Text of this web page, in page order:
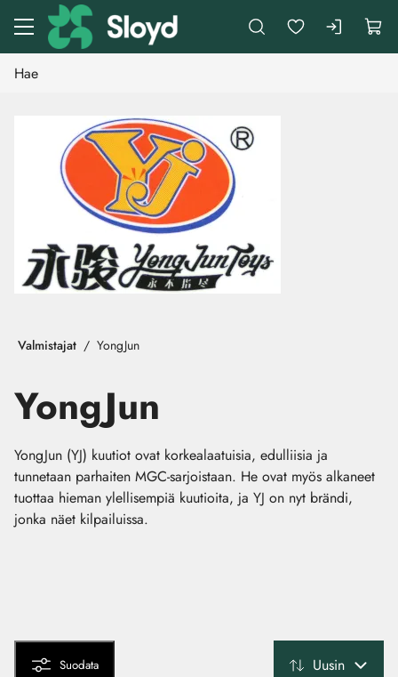
Siirry pääsisältöön
Valmistajat YongJun
YongJun
YongJun (YJ) kuutiot ovat korkealaatuisia, edulliisia ja
tunnetaan parhaiten MGC-sarjoistaan. He ovat myös alkaneet
tuottaa hieman ylellisempiä kuutioita, ja YJ on nyt brändi,
jonka näet kilpailuissa.
Suodata Uusin